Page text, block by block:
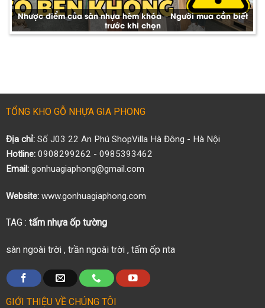
Nhược điểm của sàn nhựa hèm khóa – Người mua cần biết
trước khi chọn
TỔNG KHO GỖ NHỰA GIA PHONG
Địa chỉ:Số J03 22 An Phú ShopVilla Hà Đông - Hà Nội
Hotline:0908299262 - 0985393462
Email:gonhuagiaphong@gmail.com
Website:www.gonhuagiaphong.com
TAG : tấm nhựa ốp tường
sàn ngoài trời, trần ngoài trời, tấm ốp nta
GIỚI THIỆU VỀ CHÚNG TÔI